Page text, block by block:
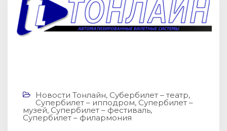
Новости Тонлайн, Субербилет – театр,
Супербилет – ипподром, Супербилет –
музей, Супербилет – фестиваль,
Супербилет – филармония